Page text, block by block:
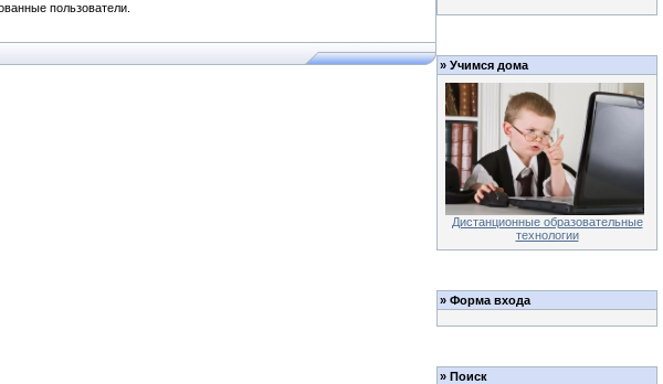
пользователи.
» Учимся дома
Дистанционные образовательные
технологии
» Форма входа
» Поиск